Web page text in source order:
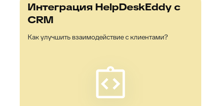
Интеграция HelpDeskEddy с
CRM
Как улучшить взаимодействие с клиентами?